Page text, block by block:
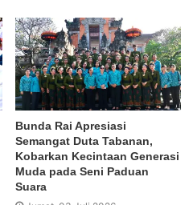
Bunda Rai Apresiasi
Semangat Duta Tabanan,
Kobarkan Kecintaan Generasi
Muda pada Seni Paduan
Suara